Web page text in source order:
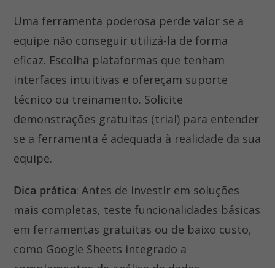
Uma ferramenta poderosa perde valor se a
equipe não conseguir utilizá-la de forma
eficaz. Escolha plataformas que tenham
interfaces intuitivas e ofereçam suporte
técnico ou treinamento. Solicite
demonstrações gratuitas (trial) para entender
se a ferramenta é adequada à realidade da sua
equipe.
Dica prática: Antes de investir em soluções
mais completas, teste funcionalidades básicas
em ferramentas gratuitas ou de baixo custo,
como Google Sheets integrado a